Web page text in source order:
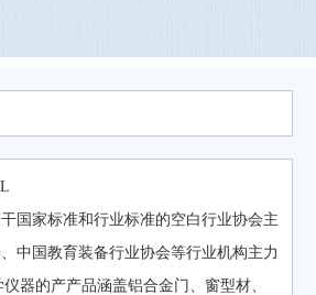
国家标准和行业标准的空白行业协会主
中国教育装备行业协会等行业机构主力
器的产产品涵盖铝合金门、窗型材、